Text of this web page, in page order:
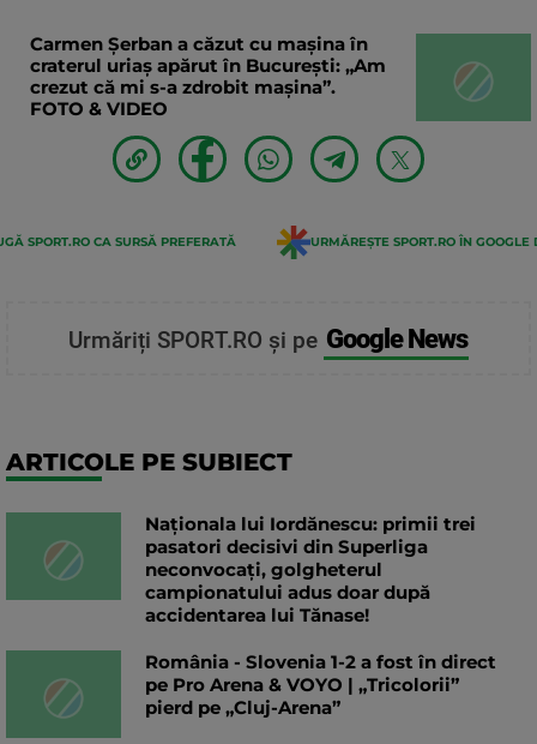
Carmen Șerban a căzut cu mașina în
craterul uriaș apărut în București: „Am
crezut că mi s-a zdrobit mașina”.
FOTO & VIDEO
SPORT.RO CA SURSĂ PREFERATĂ URMĂREȘTE SPORT.RO ÎN GOOGLE
Urmăriți SPORT.RO și pe Google News
ARTICOLE PE SUBIECT
Naționala lui Iordănescu: primii trei
pasatori decisivi din Superliga
neconvocați, golgheterul
campionatului adus doar după
accidentarea lui Tănase!
România - Slovenia 1-2 a fost în direct
pe Pro Arena & VOYO | „Tricolorii”
pierd pe „Cluj-Arena”